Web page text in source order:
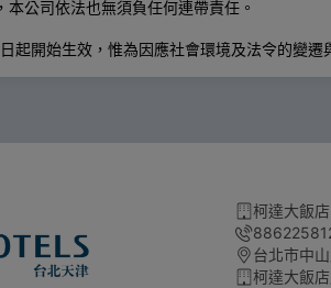
公司依法也無須負任何連帶責任。
起開始生效，惟為因應社會環境及法令的變
柯達大飯
台北市中
柯達大飯